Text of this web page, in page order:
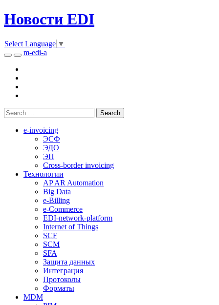
Новости EDI
Select Language ▼
m-edi-a
e-invoicing
ЭСФ
ЭДО
ЭП
Cross-border invoicing
Технологии
AP AR Automation
Big Data
e-Billing
e-Commerce
EDI-network-platform
Internet of Things
SCF
SCM
SFA
Защита данных
Интеграция
Протоколы
Форматы
MDM